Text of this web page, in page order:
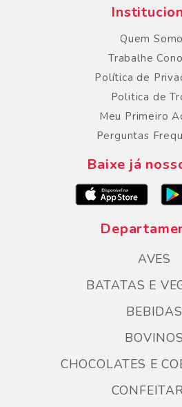
Quem
Trabalhe
Política de
Politica de
Meu Primeiro
Perguntas
Baixe já
AVES
BATATAS E
BEBIDAS
BOVINOS
CHOCOLATES E